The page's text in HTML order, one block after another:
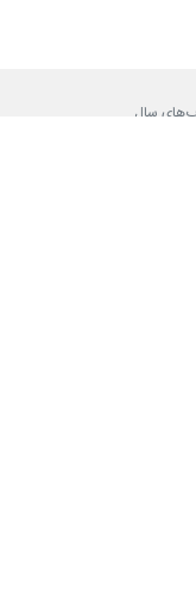
سال…